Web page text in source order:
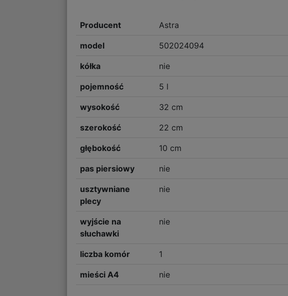
Producent Astra
model 502024094
kółka nie
pojemność 5 l
wysokość 32 cm
szerokość 22 cm
głębokość 10 cm
pas piersiowy nie
usztywniane
plecy
nie
wyjście na
słuchawki
nie
liczba komór 1
mieści A4 nie